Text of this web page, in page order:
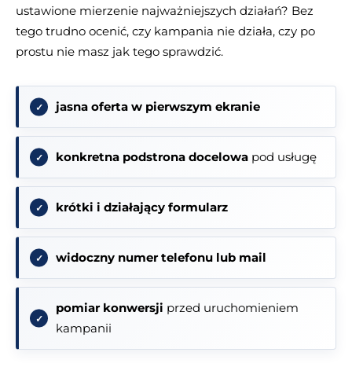
ustawione mierzenie najważniejszych działań? Bez
tego trudno ocenić, czy kampania nie działa, czy po
prostu nie masz jak tego sprawdzić.
jasna oferta w pierwszym ekranie
konkretna podstrona docelowa pod usługę
krótki i działający formularz
widoczny numer telefonu lub mail
pomiar konwersji przed uruchomieniem
kampanii